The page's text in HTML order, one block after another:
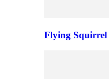
Flying Squirrel